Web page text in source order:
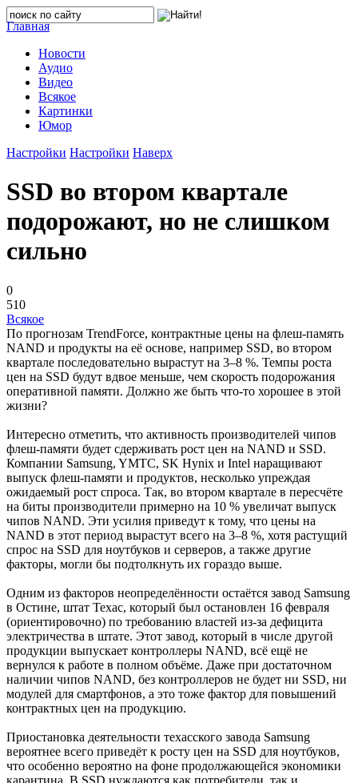
Главная
Новости
Аудио
Видео
Всякое
Картинки
Юмор
Настройки Настройки Наверх
SSD во втором квартале
подорожают, но не слишком
сильно
0
510
Всякое
По прогнозам TrendForce, контрактные цены на флеш-память
NAND и продукты на её основе, например SSD, во втором
квартале последовательно вырастут на 3–8 %. Темпы роста
цен на SSD будут вдвое меньше, чем скорость подорожания
оперативной памяти. Должно же быть что-то хорошее в этой
жизни?
Интересно отметить, что активность производителей чипов
флеш-памяти будет сдерживать рост цен на NAND и SSD.
Компании Samsung, YMTC, SK Hynix и Intel наращивают
выпуск флеш-памяти и продуктов, несколько упреждая
ожидаемый рост спроса. Так, во втором квартале в пересчёте
на биты производители примерно на 10 % увеличат выпуск
чипов NAND. Эти усилия приведут к тому, что цены на
NAND в этот период вырастут всего на 3–8 %, хотя растущий
спрос на SSD для ноутбуков и серверов, а также другие
факторы, могли бы подтолкнуть их гораздо выше.
Одним из факторов неопределённости остаётся завод Samsung
в Остине, штат Техас, который был остановлен 16 февраля
(ориентировочно) по требованию властей из-за дефицита
электричества в штате. Этот завод, который в числе другой
продукции выпускает контроллеры NAND, всё ещё не
вернулся к работе в полном объёме. Даже при достаточном
наличии чипов NAND, без контроллеров не будет ни SSD, ни
модулей для смартфонов, а это тоже фактор для повышений
контрактных цен на продукцию.
Приостановка деятельности техасского завода Samsung
вероятнее всего приведёт к росту цен на SSD для ноутбуков,
что особенно вероятно на фоне продолжающейся экономики
карантина. В SSD нуждаются как потребители, так и